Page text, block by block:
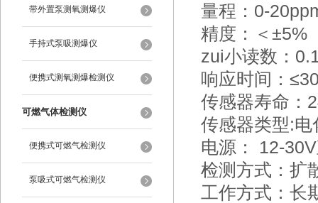
带外置泵测氧测爆仪
手持式泵吸测爆仪
便携式测氧测爆检测仪
可燃气体检测仪
便携式可燃气检测仪
泵吸式可燃气检测仪
量程：0-
精度：＜±5%
zui小读数：
响应时间：
传感器寿命：
传感器类型:电
电源： 12-
检测方式：扩
工作方式：长